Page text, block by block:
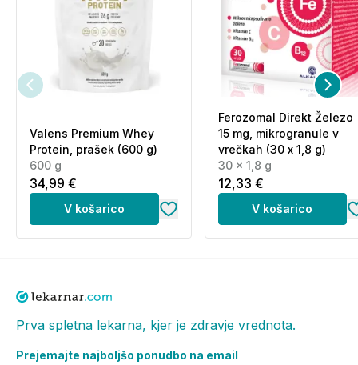
priporočamo, da se izogibate velikim nihanjem
temperature in vlažnosti.
Proizvajalec:BellaVie srl - Rue Sainte-Eugénie, 42 -
5060 Tamines - Belgija - bellavie@bellavie.eu
hrastih 24, 1291 Škofljica office@BellaVie-slo.eu
Valens Premium Whey
Protein, prašek (600 g)
600 g
34,99 €
V košarico
Ferozomal Direkt Železo
15 mg, mikrogranule v
vrečkah (30 x 1,8 g)
30 x 1,8 g
12,33 €
V košarico
Prva spletna lekarna, kjer je zdravje vrednota.
Prejemajte najboljšo ponudbo na email